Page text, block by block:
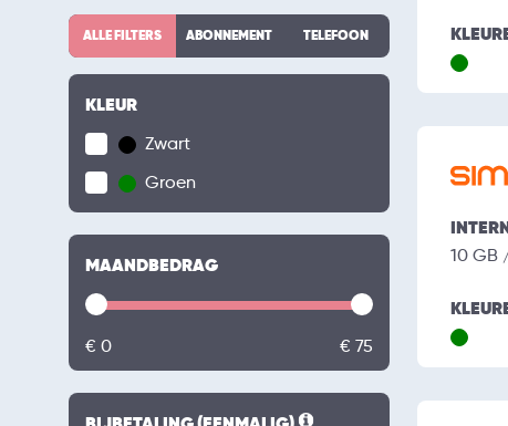
ALLE FILTERS ABONNEMENT TELEFOON
KLEUR
Zwart
Groen
MAANDBEDRAG
€ 0 € 75
10 GB